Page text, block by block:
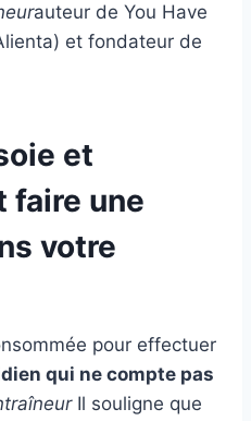
auteur de You Have
et fondateur de
et
faire une
votre
pour effectuer
qui ne compte pas
Il souligne que